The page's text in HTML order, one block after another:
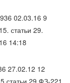
02.03.16 9
статьи 29.
14:18
27.02.12 12